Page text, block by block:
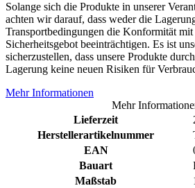
Solange sich die Produkte in unserer
achten wir darauf, dass weder die
Transportbedingungen die Konformität mit
Sicherheitsgebot beeinträchtigen. Es ist
sicherzustellen, dass unsere Produkte
Lagerung keine neuen Risiken für
Mehr Informationen
Mehr
Lieferzeit
Herstellerartikelnummer
EAN
Bauart
Maßstab